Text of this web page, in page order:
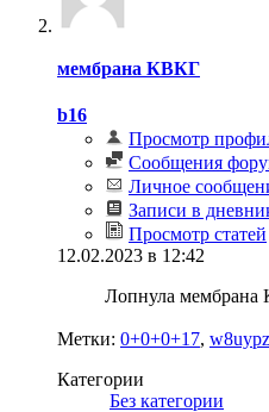
мембрана КВКГ
b16
Просмотр
Сообщения
Личное
Записи в
Просмотр статей
12.02.2023 в 12:42
Лопнула мембрана
Метки: 0+0+0+17,
Категории
Без категории